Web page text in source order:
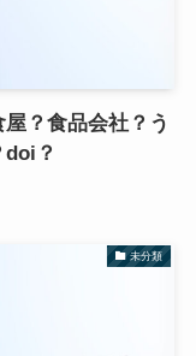
？食品会社？う
doi？
未分類